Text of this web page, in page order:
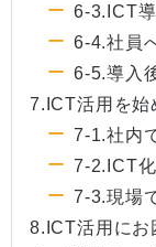
6-3.ICT
6-4.社員
6-5.導入
7.ICT活用を始
7-1.社内
7-2.ICT
7-3.現場
8.ICT活用にお